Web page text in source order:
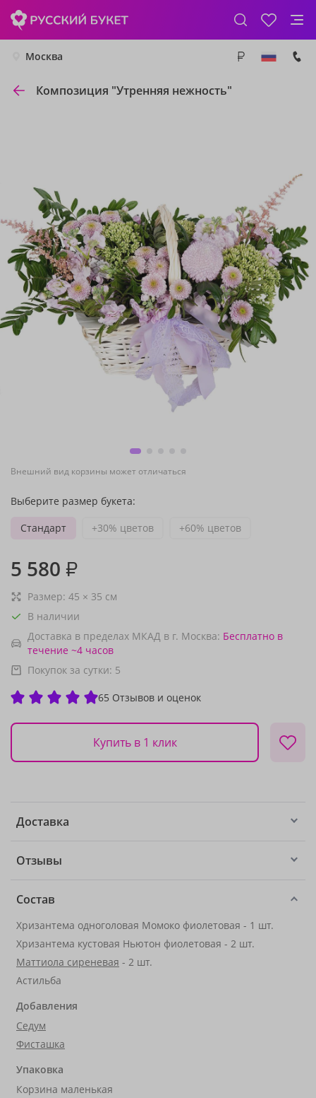
Москва
Композиция "Утренняя нежность"
Внешний вид корзины может отличаться
Выберите размер букета:
Стандарт
+30% цветов +60% цветов
5 580 ₽
Размер: 45 × 35 см
В наличии
Доставка в пределах МКАД в г. Москва: Бесплатно в
течение ~4 часов
Покупок за сутки: 5
65 Отзывов и оценок
Купить в 1 клик
Доставка
Отзывы
Состав
Хризантема одноголовая Момоко фиолетовая - 1 шт.
Хризантема кустовая Ньютон фиолетовая - 2 шт.
Маттиола сиреневая - 2 шт.
Астильба
Добавления
Седум
Фисташка
Упаковка
Корзина маленькая